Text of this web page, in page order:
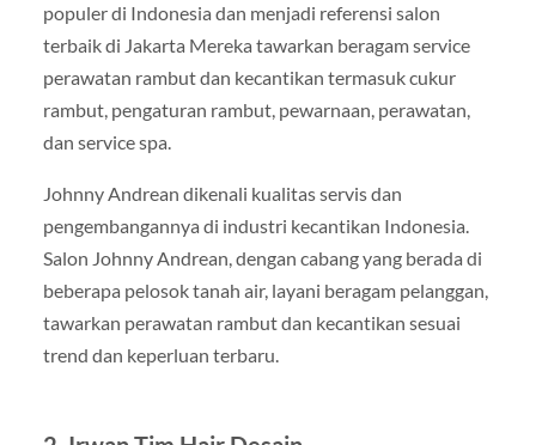
populer di Indonesia dan menjadi referensi salon
terbaik di Jakarta Mereka tawarkan beragam service
perawatan rambut dan kecantikan termasuk cukur
rambut, pengaturan rambut, pewarnaan, perawatan,
dan service spa.
Johnny Andrean dikenali kualitas servis dan
pengembangannya di industri kecantikan Indonesia.
Salon Johnny Andrean, dengan cabang yang berada di
beberapa pelosok tanah air, layani beragam pelanggan,
tawarkan perawatan rambut dan kecantikan sesuai
trend dan keperluan terbaru.